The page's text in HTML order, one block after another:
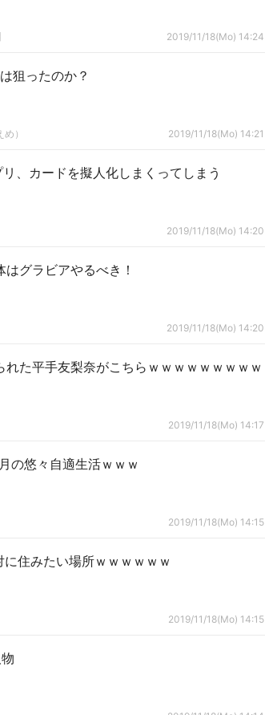
2019/11/18(Mo) 14:24
狙ったのか？
） 2019/11/18(Mo) 14:21
、カードを擬人化しまくってしまう
2019/11/18(Mo) 14:20
はグラビアやるべき！
2019/11/18(Mo) 14:20
れた平手友梨奈がこちらｗｗｗｗｗｗｗｗｗ
2019/11/18(Mo) 14:17
の悠々自適生活ｗｗｗ
2019/11/18(Mo) 14:15
住みたい場所ｗｗｗｗｗｗ
2019/11/18(Mo) 14:15